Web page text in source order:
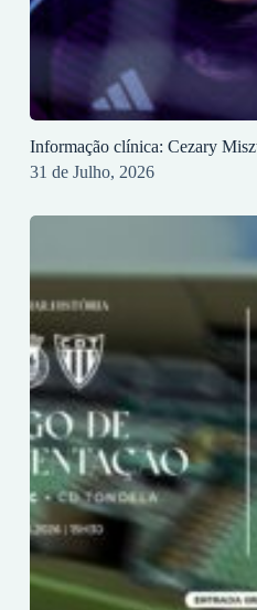
Informação clínica: Cezary
31 de Julho, 2026